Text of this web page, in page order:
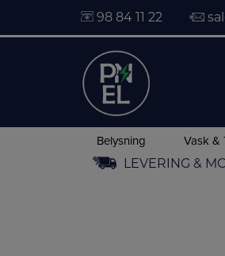
98 84 11 22
Belysning Vask &
LEVERING &